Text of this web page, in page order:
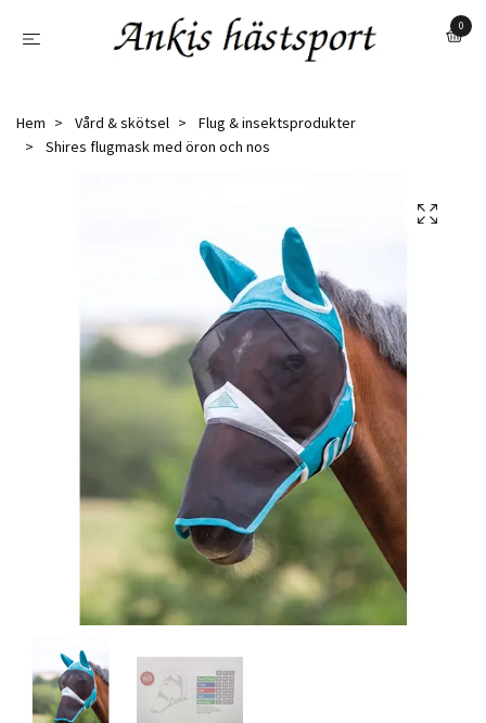
0
Hem Vård & skötsel
Flug & insektsprodukter
Shires flugmask med öron och nos